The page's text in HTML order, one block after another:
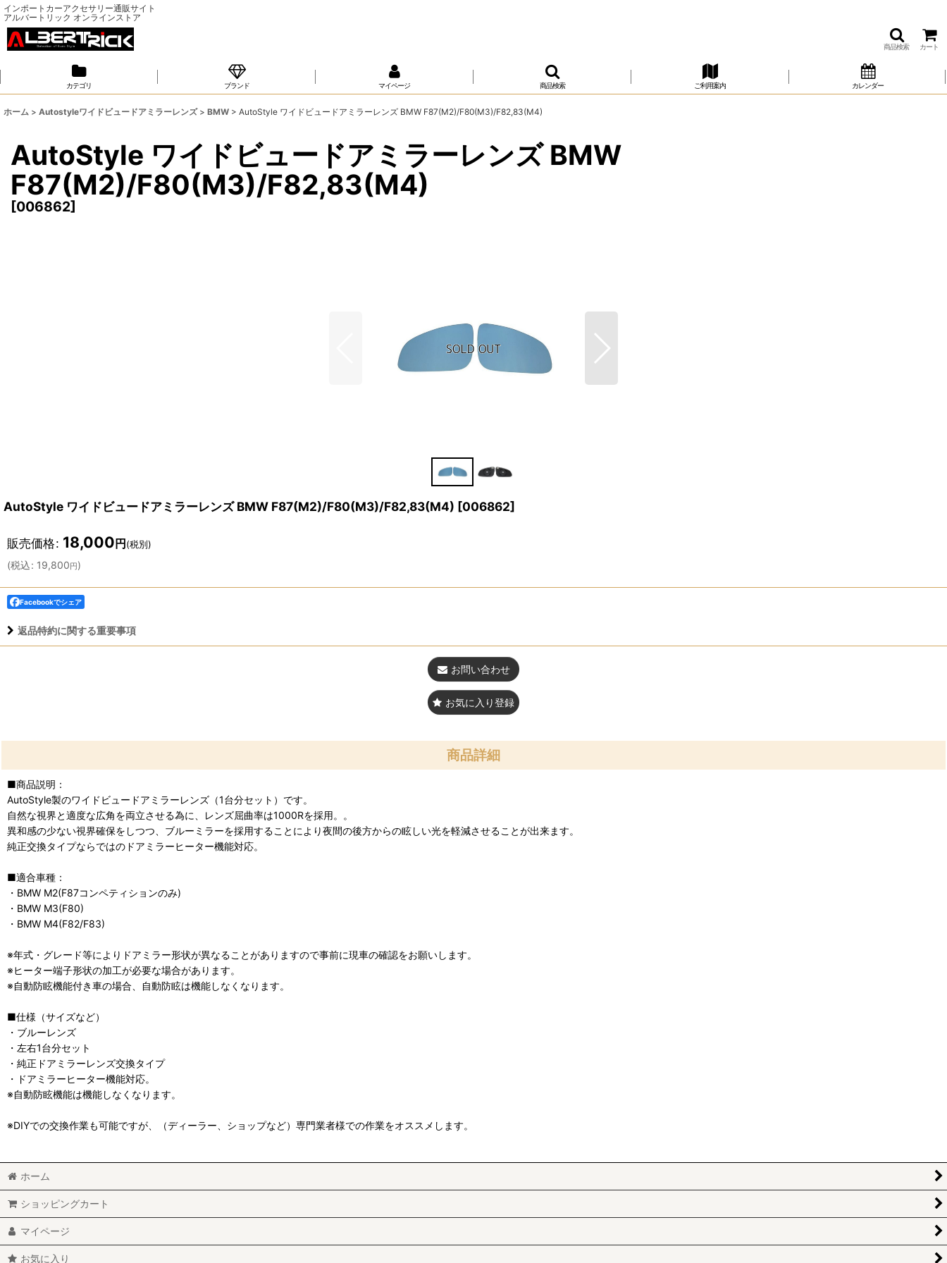
インポートカーアクセサリー通販サイト
アルバートリック オンラインストア
商品検索 カート
カテゴリ ブランド マイページ 商品検索 ご利用案内 カレンダー
ホーム > Autostyleワイドビュードアミラーレンズ > BMW > AutoStyle ワイドビュードアミラーレンズ BMW F87(M2)/F80(M3)/F82,83(M4)
AutoStyle ワイドビュードアミラーレンズ BMW
F87(M2)/F80(M3)/F82,83(M4)
[006862]
AutoStyle ワイドビュードアミラーレンズ BMW F87(M2)/F80(M3)/F82,83(M4) [006862]
販売価格: 18,000 円 (税別)
(税込: 19,800 円 )
Facebookでシェア
返品特約に関する重要事項
お問い合わせ
お気に入り登録
商品詳細
■商品説明：
AutoStyle製のワイドビュードアミラーレンズ（1台分セット）です。
自然な視界と適度な広角を両立させる為に、レンズ屈曲率は1000Rを採用。。
異和感の少ない視界確保をしつつ、ブルーミラーを採用することにより夜間の後方からの眩しい光を軽減させることが出来ます。
純正交換タイプならではのドアミラーヒーター機能対応。
■適合車種：
・BMW M2(F87コンペティションのみ)
・BMW M3(F80)
・BMW M4(F82/F83)
※年式・グレード等によりドアミラー形状が異なることがありますので事前に現車の確認をお願いします。
※ヒーター端子形状の加工が必要な場合があります。
※自動防眩機能付き車の場合、自動防眩は機能しなくなります。
■仕様（サイズなど）
・ブルーレンズ
・左右1台分セット
・純正ドアミラーレンズ交換タイプ
・ドアミラーヒーター機能対応。
※自動防眩機能は機能しなくなります。
※DIYでの交換作業も可能ですが、（ディーラー、ショップなど）専門業者様での作業をオススメします。
ホーム
ショッピングカート
マイページ
お気に入り